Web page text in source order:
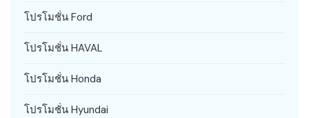
โปรโมชั่น Ford
โปรโมชั่น HAVAL
โปรโมชั่น Honda
โปรโมชั่น Hyundai